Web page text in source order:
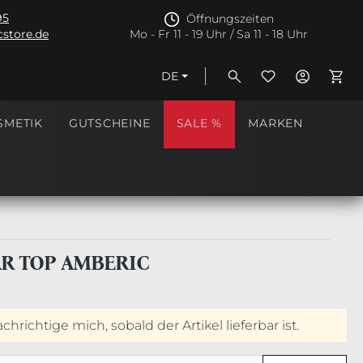
Öffnungszeiten
Mo - Fr 11 - 19 Uhr / Sa 11 - 18 Uhr
DE
GUTSCHEINE SALE % MARKEN
TOP AMBERIC
mich, sobald der Artikel lieferbar ist.